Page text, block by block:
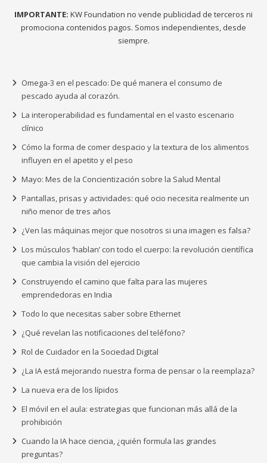
IMPORTANTE: KW Foundation no vende publicidad de terceros ni
promociona contenidos pagos. Somos independientes, desde
siempre.
Omega-3 en el pescado: De qué manera el consumo de
pescado ayuda al corazón.
La interoperabilidad es fundamental en el vasto escenario
clínico
Cómo la forma de comer despacio y la textura de los alimentos
influyen en el apetito y el peso
Mayo: Mes de la Concientización sobre la Salud Mental
Pantallas, prisas y actividades: qué ocio necesita realmente un
niño menor de tres años
¿Ven las máquinas mejor que nosotros si una imagen es falsa?
Los músculos ‘hablan’ con todo el cuerpo: la revolución científica
que cambia la visión del ejercicio
Construyendo el camino que falta para las mujeres
emprendedoras en India
Todo lo que necesitas saber sobre Ethernet
¿Qué revelan las notificaciones del teléfono?
Rol de Cuidador en la Sociedad Digital
¿La IA está mejorando nuestra forma de pensar o la reemplaza?
La nueva era de los lípidos
El móvil en el aula: estrategias que funcionan más allá de la
prohibición
Cuando la IA hace ciencia, ¿quién formula las grandes
preguntas?